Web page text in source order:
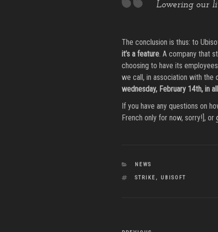
Lowering our
The conclusion is thus: to
it’s a feature. A company that
choosing to have its
we call, in association with the
wednesday, February 14th, in
If you have any questions on
French only for now, sorry!], or
CATEGORIES
NEWS
TAGS
STRIKE , UBISOFT